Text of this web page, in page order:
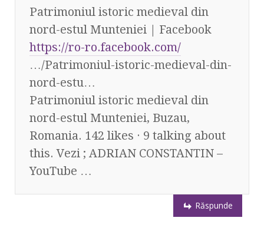
Patrimoniul istoric medieval din
nord-estul Munteniei | Facebook
https://ro-ro.facebook.com/
…/Patrimoniul-istoric-medieval-din-
nord-estu…‎
Patrimoniul istoric medieval din
nord-estul Munteniei, Buzau,
Romania. 142 likes · 9 talking about
this. Vezi ; ADRIAN CONSTANTIN –
YouTube …
Răspunde